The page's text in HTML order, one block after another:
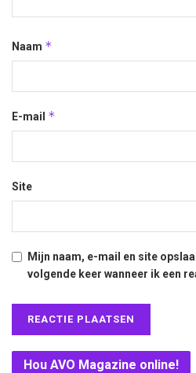
Naam *
E-mail *
Site
Mijn naam, e-mail en site
volgende keer wanneer ik een
Hou AVO Magazine online!